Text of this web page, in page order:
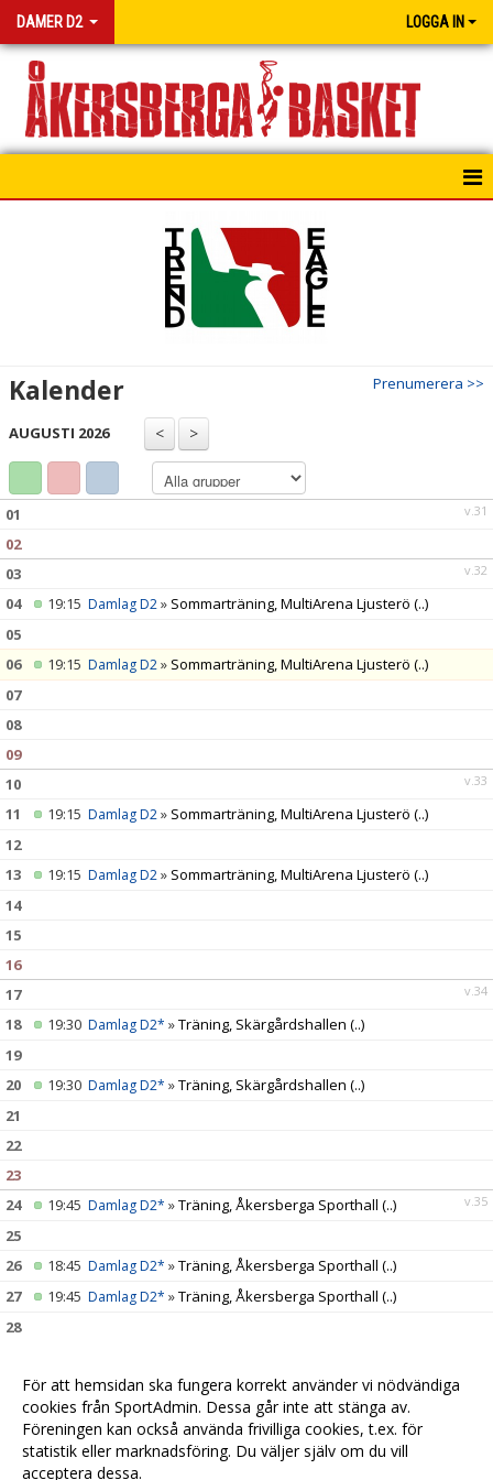
DAMER D2 LOGGA IN
Prenumerera >>
Kalender
AUGUSTI 2026
v.31
01
02
v.32
03
04
19:15 Damlag D2» Sommarträning, MultiArena Ljusterö (..)
05
06
19:15 Damlag D2» Sommarträning, MultiArena Ljusterö (..)
07
08
09
v.33
10
11
19:15 Damlag D2» Sommarträning, MultiArena Ljusterö (..)
12
13
19:15 Damlag D2» Sommarträning, MultiArena Ljusterö (..)
14
15
16
v.34
17
18
19:30 Damlag D2* »Träning, Skärgårdshallen (..)
19
20
19:30 Damlag D2* »Träning, Skärgårdshallen (..)
21
22
23
v.35
24 19:45 Damlag D2* »Träning, Åkersberga Sporthall (..)
25
26
18:45 Damlag D2* »Träning, Åkersberga Sporthall (..)
27
19:45 Damlag D2* »Träning, Åkersberga Sporthall (..)
28
19:45Damlag D2*»Träning, Åkersberga Sporthall(..)
För att hemsidan ska fungera korrekt använder vi nödvändiga
cookies från SportAdmin. Dessa går inte att stänga av.
Föreningen kan också använda frivilliga cookies, t.ex. för
statistik eller marknadsföring. Du väljer själv om du vill
acceptera dessa.